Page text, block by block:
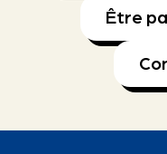
Être